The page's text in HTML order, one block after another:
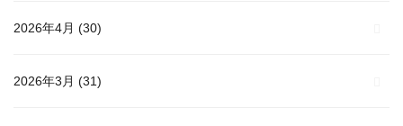
2026年4月 (30)
2026年3月 (31)